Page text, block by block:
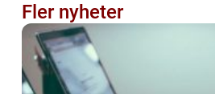
Fler nyheter